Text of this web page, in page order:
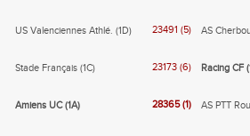
US Valenciennes Athlé. (1D) 23491 (5) AS
Stade Français (1C) 23173 (6) Racing CF
Amiens UC (1A) 28365 (1) AS PTT